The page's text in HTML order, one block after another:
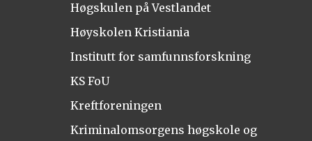
Høgskulen på Vestlandet
Høyskolen Kristiania
Institutt for samfunnsforskning
KS FoU
Kreftforeningen
Kriminalomsorgens høgskole og